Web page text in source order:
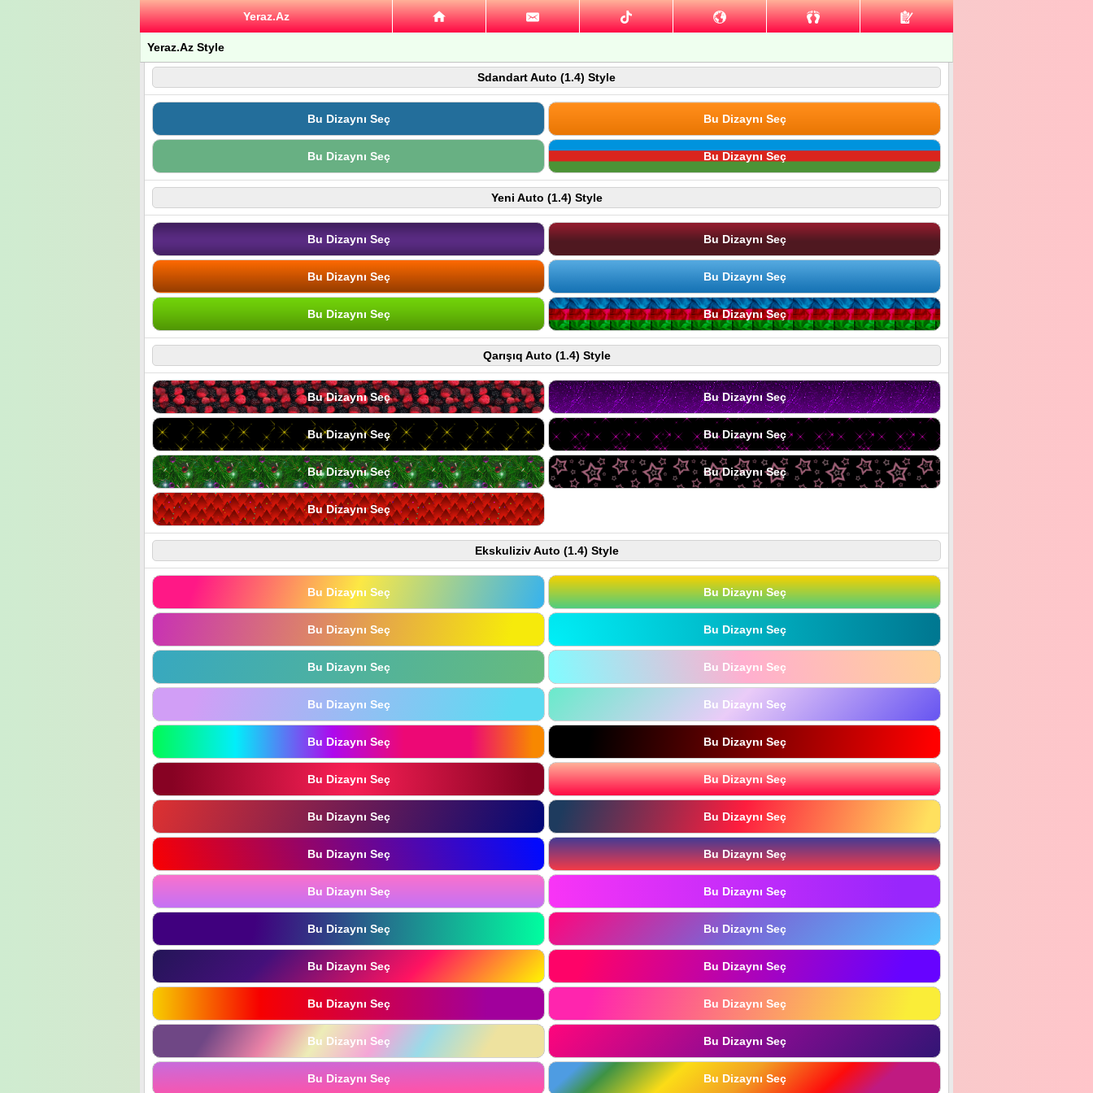
Yeraz.Az
Yeraz.Az Style
Sdandart Auto (1.4) Style
Bu Dizaynı Seç Bu Dizaynı Seç
Bu Dizaynı Seç Bu Dizaynı Seç
Yeni Auto (1.4) Style
Bu Dizaynı Seç Bu Dizaynı Seç
Bu Dizaynı Seç Bu Dizaynı Seç
Bu Dizaynı Seç Bu Dizaynı Seç
Qarışıq Auto (1.4) Style
Bu Dizaynı Seç Bu Dizaynı Seç
Bu Dizaynı Seç Bu Dizaynı Seç
Bu Dizaynı Seç Bu Dizaynı Seç
Bu Dizaynı Seç
Ekskuliziv Auto (1.4) Style
Bu Dizaynı Seç Bu Dizaynı Seç
Bu Dizaynı Seç Bu Dizaynı Seç
Bu Dizaynı Seç Bu Dizaynı Seç
Bu Dizaynı Seç Bu Dizaynı Seç
Bu Dizaynı Seç Bu Dizaynı Seç
Bu Dizaynı Seç Bu Dizaynı Seç
Bu Dizaynı Seç Bu Dizaynı Seç
Bu Dizaynı Seç Bu Dizaynı Seç
Bu Dizaynı Seç Bu Dizaynı Seç
Bu Dizaynı Seç Bu Dizaynı Seç
Bu Dizaynı Seç Bu Dizaynı Seç
Bu Dizaynı Seç Bu Dizaynı Seç
Bu Dizaynı Seç Bu Dizaynı Seç
Bu Dizaynı Seç Bu Dizaynı Seç